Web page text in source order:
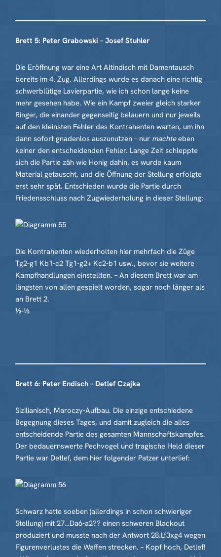
Brett 5: Peter Grabowski – Josef Stuhler
Die Eröffnung war eine Art Altindisch mit Damentausch
bereits im 4. Zug. Allerdings wurde es danach eine richtig
schwerblütige Lavierpartie, wie ich schon lange keine
mehr gesehen habe. Wie ein Kampf zweier gleich starker
Ringer, die einander gegenseitig belauern und nur jeweils
auf den kleinsten Fehler des Kontrahenten warten, um ihn
dann sofort gnadenlos auszunutzen – nur machteeben
keiner den entscheidenden Fehler. Lange Zeit schleppte
sich die Partie zäh wie Honig dahin, es wurde kaum
Material getauscht, und die Öffnung der Stellung erfolgte
erst sehr spät. Entschieden wurde die Partie durch
Friedensschluss nach Zugwiederholung in dieser Stellung:
Die Kontrahenten wiederholten hier mehrfach die Züge
Tg2-g1 Kb1-c2 Tg1-g2+ Kc2-b1 usw., bevor sie weitere
Kampfhandlungen einstellten. – An diesem Brett war am
längsten von allen gespielt worden, sogar noch länger als
an Brett 2.
½-½
Brett 6: Peter Endisch – Detlef Czajka
Sizilianisch, Maroczy-Aufbau. Die einzige entschiedene
Begegnung dieses Tages, und damit zugleich die alles
entscheidende Partie des gesamten Mannschaftskampfes.
Der bedauernswerte Pechvogel und tragische Held dieser
Partie war Detlef, dem hier folgender Patzer unterlief:
Schwarz hatte soeben (allerdings in schon schwieriger
Stellung) mit 27…Da6-a2?? einen schweren Blackout
produziert und musste nach der Antwort 28.Lf3xg4 wegen
Figurenverlustes die Waffen strecken. – Kopf hoch, Detlef!